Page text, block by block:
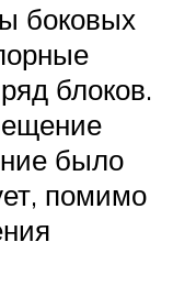
боковых
блоков.
было
помимо